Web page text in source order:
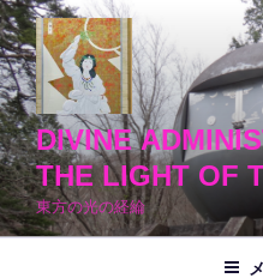
コ
ン
テ
ン
ツ
へ
ス
キ
ッ
DIVINE
THE LIGHT OF
東方の光の経綸